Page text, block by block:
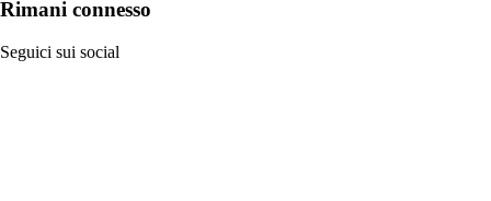
Rimani connesso
Seguici sui social